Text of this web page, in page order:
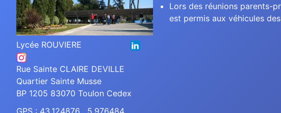
Lycée ROUVIERE
Rue Sainte CLAIRE DEVILLE
Quartier Sainte Musse
BP 1205 83070 Toulon Cedex
GPS : 43.124876 , 5.976484
Lors des réunions parents-
est permis aux véhicules